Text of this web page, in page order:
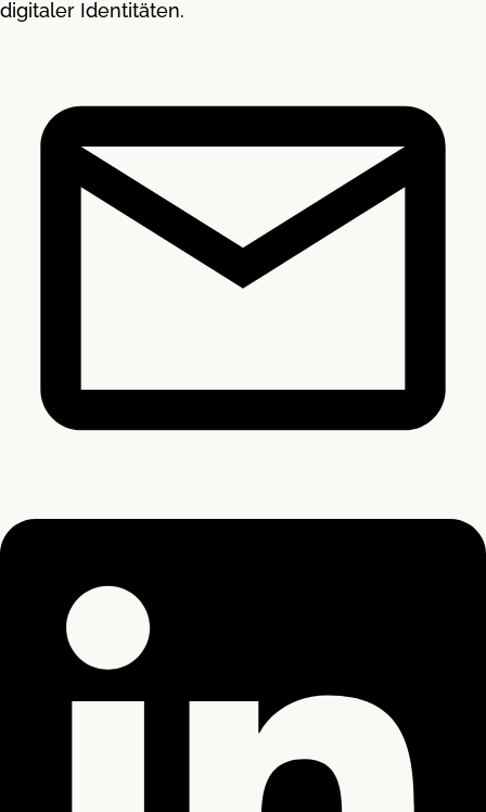
digitaler Identitäten.